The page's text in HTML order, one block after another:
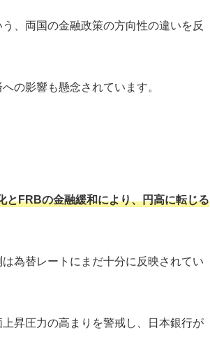
、両国の金融政策の方向性の違いを反
の影響も懸念されています。
とFRBの金融緩和により、円高に転じる
為替レートにまだ十分に反映されてい
昇圧力の高まりを警戒し、日本銀行が